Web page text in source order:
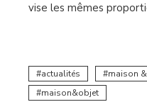
vise les mêmes
actualités
maison
maison&objet